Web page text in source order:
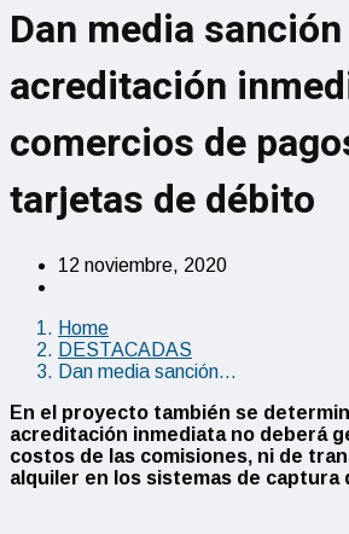
Dan media
acreditación
comercios de
tarjetas de débito
12 noviembre, 2020
Home
DESTACADAS
Dan media sanción…
En el proyecto también se
acreditación inmediata no deberá
costos de las comisiones, ni de
alquiler en los sistemas de captura